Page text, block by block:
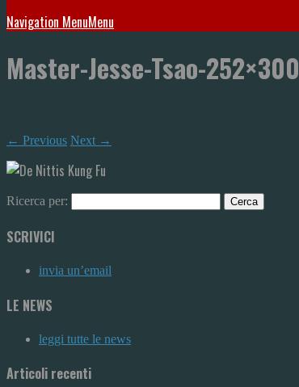
Navigation MenuMenu
Master-Jesse-Tsao-252×300
← Previous Next →
Ricerca per:
SCRIVICI
invia un’email
LE NEWS
leggi tutte le news
Articoli recenti